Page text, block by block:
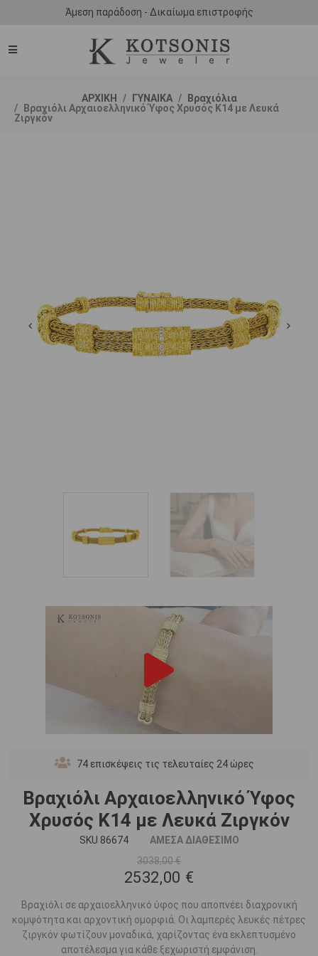
Άμεση παράδοση - Δικαίωμα επιστροφής
ΑΡΧΙΚΗ ΓΥΝΑΙΚΑ
Βραχιόλια
Βραχιόλι Αρχαιοελληνικό Ύφος Χρυσός Κ14 με Λευκά
Ζιργκόν
74 επισκέψεις τις τελευταίες 24 ώρες
Βραχιόλι Αρχαιοελληνικό Ύφος
Χρυσός Κ14 με Λευκά Ζιργκόν
SKU 86674
ΑΜΕΣΑ ΔΙΑΘΕΣΙΜΟ
3038,00 €
2532,00 €
Βραχιόλι σε αρχαιοελληνικό ύφος που αποπνέει διαχρονική
κομψότητα και αρχοντική ομορφιά. Οι λαμπερές λευκές πέτρες
ζιργκόν φωτίζουν μοναδικά, χαρίζοντας ένα εκλεπτυσμένο
αποτέλεσμα για κάθε ξεχωριστή εμφάνιση.